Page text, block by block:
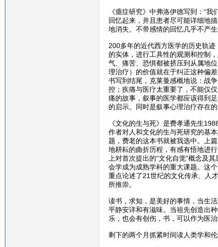
《癔症研究》中弗洛伊德写到：“
回忆起来，并且患者尽可能详细地
地消失。不带感情的回忆几乎不产
200多年的近代西方医学的历史轨
的实体，进行工具性的观测和控制
气、痛苦、恐惧都被挤压到从属地
理治疗）的价值就在于纠正这种偏
书写到结尾，克莱曼感概地说：战
控；疾痛与医疗太重要了，不能仅
痛的故事，叙事的医学都应该得到
的启示。同时是叙事心理治疗存在
《文化的生与死》是费孝通先生
作者对人和文化的生与死研究的基
题，费老的这本书就被我选中。上
地耕耘的曲折历程，有感有悟地进
上对首次提出的“文化自觉”概念及
会学成为成熟学科的重大课题。这
重点论述了21世纪的文化传承、人
所推崇。
读书，求知，是美好的事情，当生
平静安详和有滋味。当祖先创造出
乐，也会有创伤，书，可以作为医
剩下的两个月抓紧时间读人类学和